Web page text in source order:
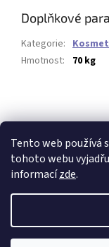
Tento web používá
tohoto webu
informacízde.
Doplňkové
Kategorie:
Hmotnost: 70 kg